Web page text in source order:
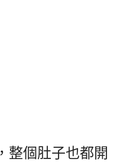
整個肚子也都開